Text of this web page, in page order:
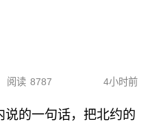
阅读 8787 4小时前
说的一句话，把北约的